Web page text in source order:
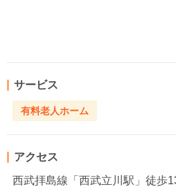
サービス
有料老人ホーム
アクセス
西武拝島線「西武立川駅」徒歩